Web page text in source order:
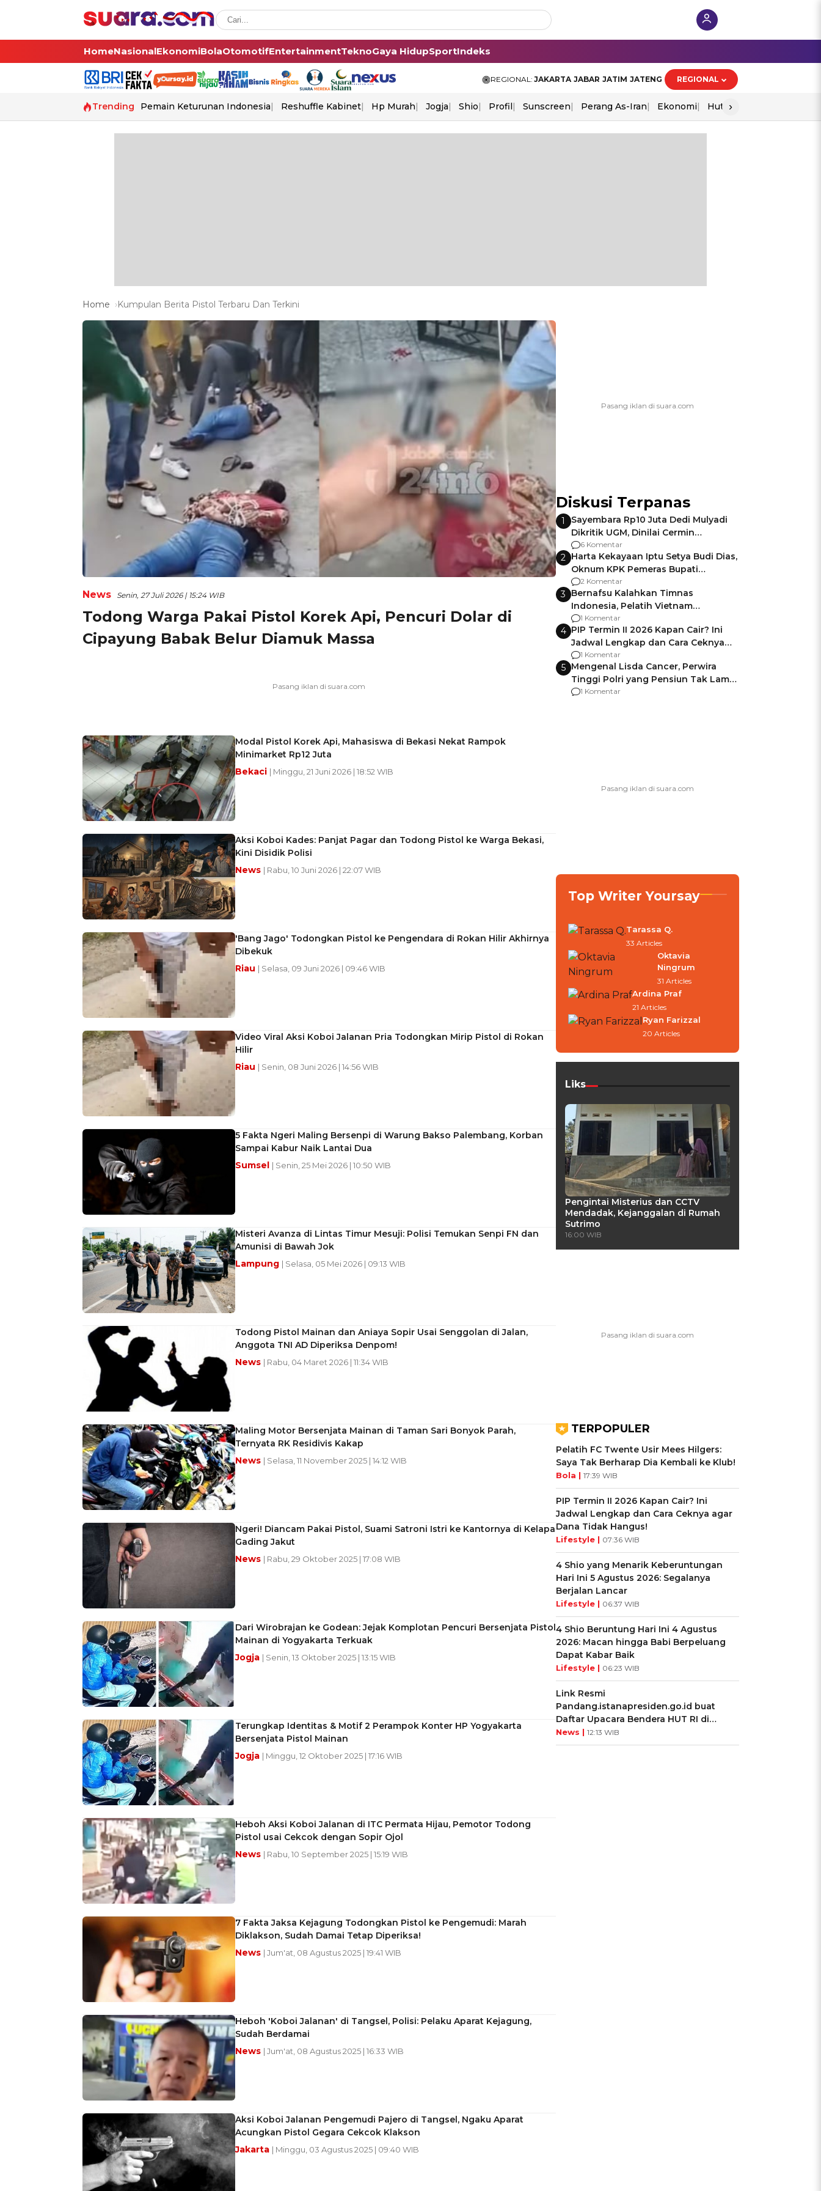
HomeNasionalEkonomiBolaOtomotifEntertainmentTeknoGaya HidupSportIndeks
REGIONAL: JAKARTA JABAR JATIM JATENG REGIONAL
Trending Pemain Keturunan Indonesia Reshuffle Kabinet Hp Murah Jogja Shio Profil Sunscreen Perang As-Iran Ekonomi Hut Ri
›
Home Kumpulan Berita Pistol Terbaru Dan Terkini
News Senin, 27 Juli 2026 | 15:24 WIB
Todong Warga Pakai Pistol Korek Api, Pencuri Dolar di
Cipayung Babak Belur Diamuk Massa
Modal Pistol Korek Api, Mahasiswa di Bekasi Nekat Rampok
Minimarket Rp12 Juta
Bekaci | Minggu, 21 Juni 2026 | 18:52 WIB
Aksi Koboi Kades: Panjat Pagar dan Todong Pistol ke Warga Bekasi,
Kini Disidik Polisi
News | Rabu, 10 Juni 2026 | 22:07 WIB
'Bang Jago' Todongkan Pistol ke Pengendara di Rokan Hilir Akhirnya
Dibekuk
Riau | Selasa, 09 Juni 2026 | 09:46 WIB
Video Viral Aksi Koboi Jalanan Pria Todongkan Mirip Pistol di Rokan
Hilir
Riau | Senin, 08 Juni 2026 | 14:56 WIB
5 Fakta Ngeri Maling Bersenpi di Warung Bakso Palembang, Korban
Sampai Kabur Naik Lantai Dua
Sumsel | Senin, 25 Mei 2026 | 10:50 WIB
Misteri Avanza di Lintas Timur Mesuji: Polisi Temukan Senpi FN dan
Amunisi di Bawah Jok
Lampung | Selasa, 05 Mei 2026 | 09:13 WIB
Todong Pistol Mainan dan Aniaya Sopir Usai Senggolan di Jalan,
Anggota TNI AD Diperiksa Denpom!
News | Rabu, 04 Maret 2026 | 11:34 WIB
Maling Motor Bersenjata Mainan di Taman Sari Bonyok Parah,
Ternyata RK Residivis Kakap
News | Selasa, 11 November 2025 | 14:12 WIB
Ngeri! Diancam Pakai Pistol, Suami Satroni Istri ke Kantornya di Kelapa
Gading Jakut
News | Rabu, 29 Oktober 2025 | 17:08 WIB
Dari Wirobrajan ke Godean: Jejak Komplotan Pencuri Bersenjata Pistol
Mainan di Yogyakarta Terkuak
Jogja | Senin, 13 Oktober 2025 | 13:15 WIB
Terungkap Identitas & Motif 2 Perampok Konter HP Yogyakarta
Bersenjata Pistol Mainan
Jogja | Minggu, 12 Oktober 2025 | 17:16 WIB
Heboh Aksi Koboi Jalanan di ITC Permata Hijau, Pemotor Todong
Pistol usai Cekcok dengan Sopir Ojol
News | Rabu, 10 September 2025 | 15:19 WIB
7 Fakta Jaksa Kejagung Todongkan Pistol ke Pengemudi: Marah
Diklakson, Sudah Damai Tetap Diperiksa!
News | Jum'at, 08 Agustus 2025 | 19:41 WIB
Heboh 'Koboi Jalanan' di Tangsel, Polisi: Pelaku Aparat Kejagung,
Sudah Berdamai
News | Jum'at, 08 Agustus 2025 | 16:33 WIB
Aksi Koboi Jalanan Pengemudi Pajero di Tangsel, Ngaku Aparat
Acungkan Pistol Gegara Cekcok Klakson
Jakarta | Minggu, 03 Agustus 2025 | 09:40 WIB
Diskusi Terpanas
1
Sayembara Rp10 Juta Dedi Mulyadi
Dikritik UGM, Dinilai Cermin
Gagalnya Negara Jamin Keamanan
6 Komentar
2 Harta Kekayaan Iptu Setya Budi Dias,
Oknum KPK Pemeras Bupati
Pemalang
2 Komentar
3 Bernafsu Kalahkan Timnas
Indonesia, Pelatih Vietnam
Berencana Pakai Jimat di Pakansari
1 Komentar
4 PIP Termin II 2026 Kapan Cair? Ini
Jadwal Lengkap dan Cara Ceknya
agar Dana Tidak Hangus!
1 Komentar
5 Mengenal Lisda Cancer, Perwira
Tinggi Polri yang Pensiun Tak Lama
Usai Jadi Brigjen
1 Komentar
Top Writer Yoursay
Tarassa Q.
33 Articles
Oktavia
Ningrum
31 Articles
Ardina Praf
21 Articles
Ryan Farizzal
20 Articles
Liks
Pengintai Misterius dan CCTV
Mendadak, Kejanggalan di Rumah
Sutrimo
16:00 WIB
TERPOPULER
Pelatih FC Twente Usir Mees Hilgers:
Saya Tak Berharap Dia Kembali ke Klub!
Bola | 17:39 WIB
PIP Termin II 2026 Kapan Cair? Ini
Jadwal Lengkap dan Cara Ceknya agar
Dana Tidak Hangus!
Lifestyle | 07:36 WIB
4 Shio yang Menarik Keberuntungan
Hari Ini 5 Agustus 2026: Segalanya
Berjalan Lancar
Lifestyle | 06:37 WIB
4 Shio Beruntung Hari Ini 4 Agustus
2026: Macan hingga Babi Berpeluang
Dapat Kabar Baik
Lifestyle | 06:23 WIB
Link Resmi
Pandang.istanapresiden.go.id buat
Daftar Upacara Bendera HUT RI di
Istana Negara
News | 12:13 WIB